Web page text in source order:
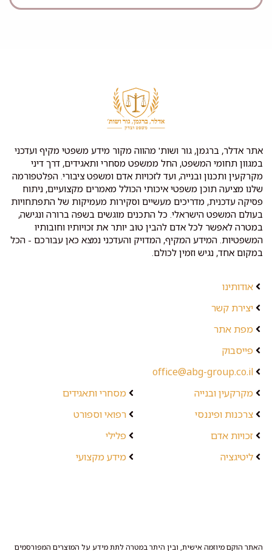
אתר אדלר, ברגמן, גור ושות' מהווה מקור מידע משפטי מקיף ועדכני
במגוון תחומי המשפט, החל ממשפט מסחרי ותאגידים, דרך דיני
מקרקעין ותכנון ובנייה, ועד לזכויות אדם ומשפט ציבורי. הפלטפורמה
שלנו מציעה תוכן משפטי איכותי הכולל מאמרים מקצועיים, ניתוח
פסיקה עדכנית, מדריכים מעשיים וסקירות מעמיקות של התפתחויות
בעולם המשפט הישראלי. כל התכנים מוגשים בשפה ברורה ונגישה,
במטרה לאפשר לכל אדם להבין טוב יותר את זכויותיו וחובותיו
המשפטיות. המידע המקיף, המדויק והעדכני נמצא כאן עבורכם - הכל
במקום אחד, נגיש וזמין לכולם.
אודותינו
יצירת קשר
מפת אתר
פייסבוק
office@abg-group.co.il
מקרקעין ובנייה
צרכנות ופיננסי
זכויות אדם
ליטיגציה
מסחרי ותאגידים
רפואי וספורט
פלילי
מידע מקצועי
האתר הוקם מיוזמה אישית, ובין היתר במטרה לתת מידע על המוצרים המפורסמים